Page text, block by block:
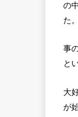
の
た。
事
と
大
が